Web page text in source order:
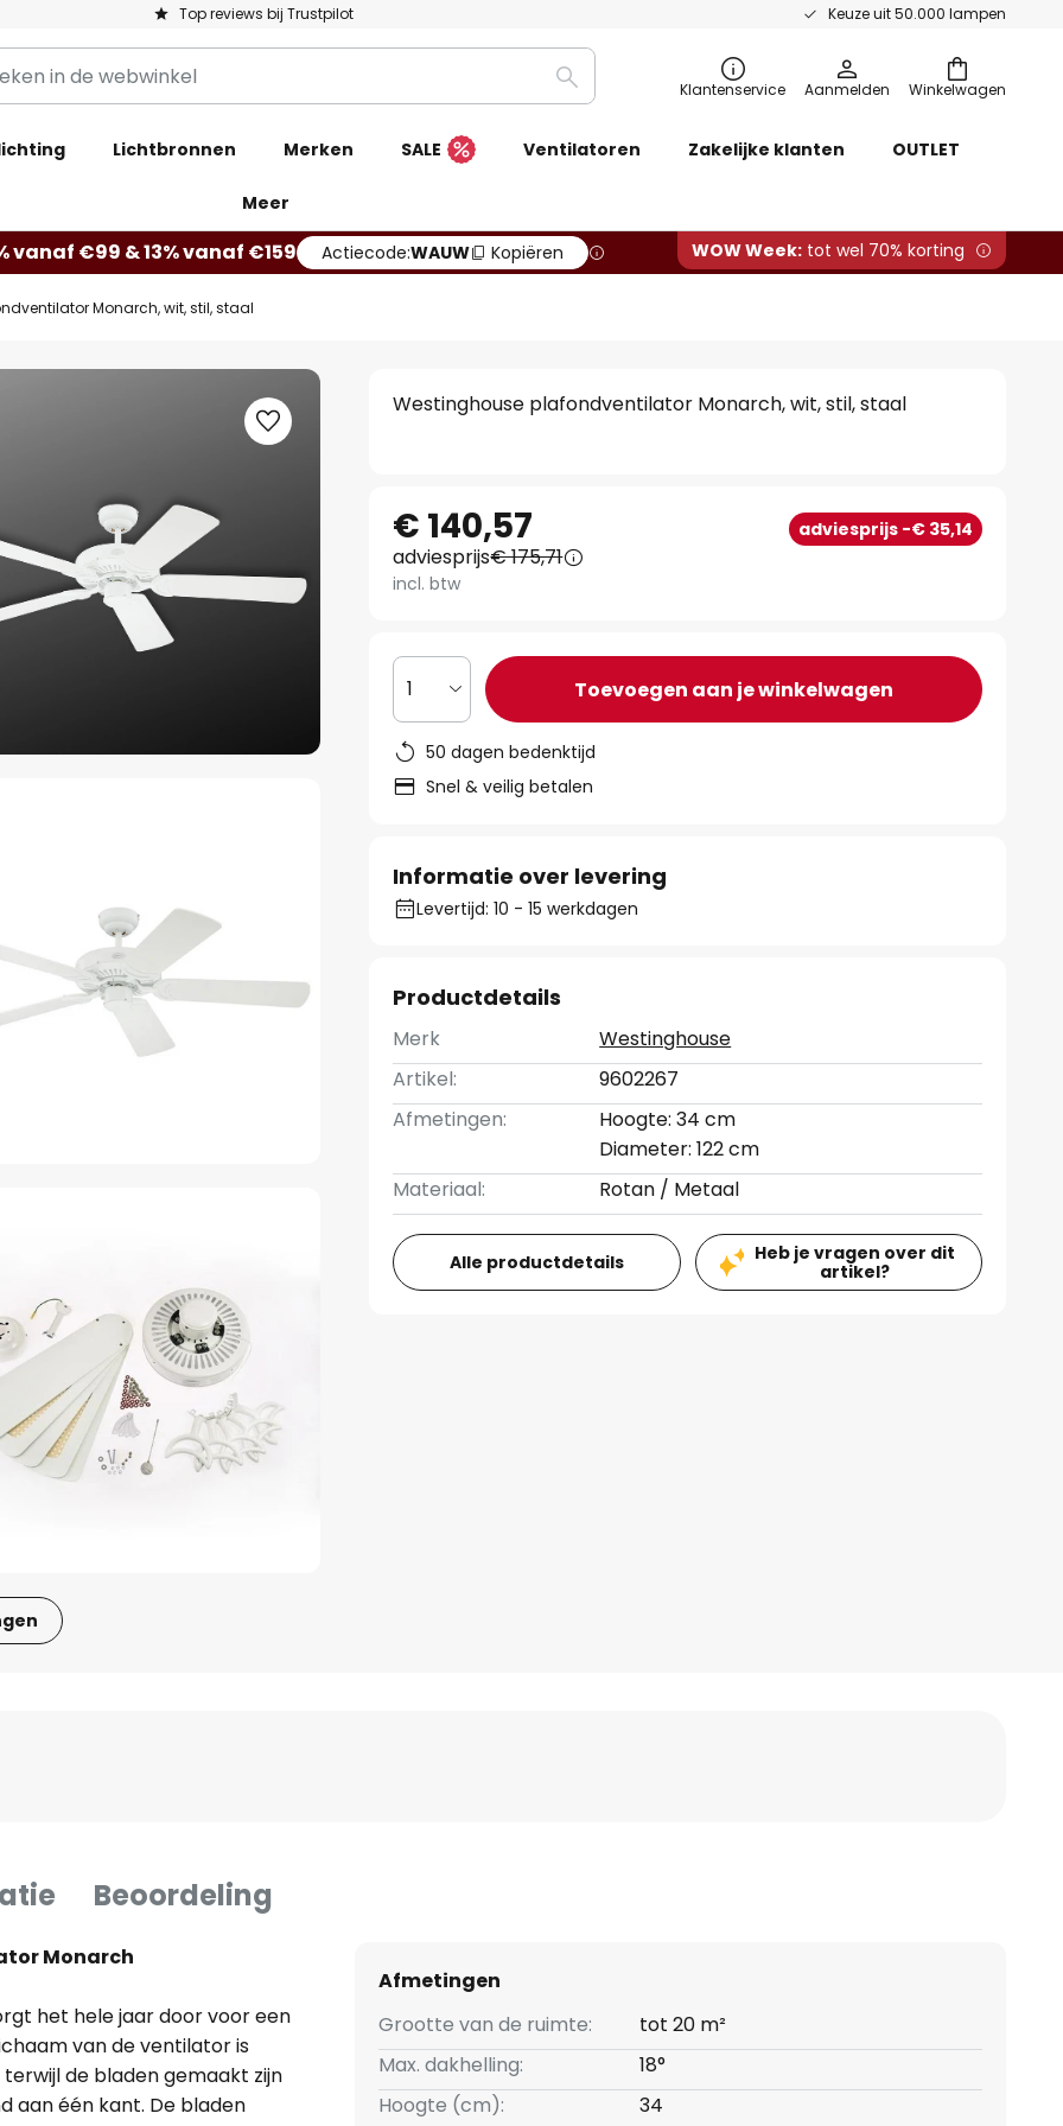
Top reviews bij Trustpilot Keuze uit 50.000 lampen
Winkelwagen
Zoeken Klantenservice Aanmelden
Lichtbronnen Merken SALE Ventilatoren Zakelijke klanten OUTLET
Meer
vanaf €99 & 13% vanaf €159 Actiecode:WAUW Kopiëren WOW Week: tot wel 70% korting
Monarch, wit, stil, staal
Westinghouse plafondventilator Monarch, wit, stil, staal
€ 140,57 adviesprijs -€ 35,14
adviesprijs€ 175,71
incl. btw
1 Toevoegen aan je winkelwagen
50 dagen bedenktijd
Snel & veilig betalen
Informatie over levering
Levertijd: 10 - 15 werkdagen
Productdetails
Merk
Westinghouse
Artikel:
9602267
Afmetingen:
Hoogte: 34 cm
Diameter: 122 cm
Materiaal:
Rotan / Metaal
Alle productdetails
Heb je vragen over dit
artikel?
Beoordeling
Monarch
het hele jaar door voor een
van de ventilator is
de bladen gemaakt zijn
aan één kant. De bladen
Afmetingen
Grootte van de ruimte:
tot 20 m²
Max. dakhelling:
18°
Hoogte (cm):
34